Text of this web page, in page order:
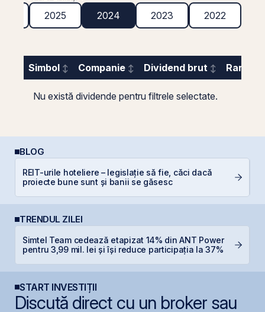
2025 2024 2023 2022
Simbol Companie Dividend brut
Nu există dividende pentru filtrele selectate.
BLOG
REIT-urile hoteliere – legislație să fie, căci dacă
proiecte bune sunt și banii se găsesc
TRENDUL ZILEI
Simtel Team cedează etapizat 14% din ANT Power
pentru 3,99 mil. lei și își reduce participația la 37%
START INVESTIȚII
Discută direct cu un broker sau